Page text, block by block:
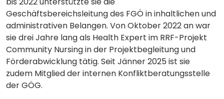
Geschäftsbereichsleitung des FGÖ in inhaltlichen und
administrativen Belangen. Von Oktober 2022 an war
sie drei Jahre lang als Health Expert im RRF-Projekt
Community Nursing in der Projektbegleitung und
Förderabwicklung tätig. Seit Jänner 2025 ist sie
zudem Mitglied der internen Konfliktberatungsstelle
der GÖG.